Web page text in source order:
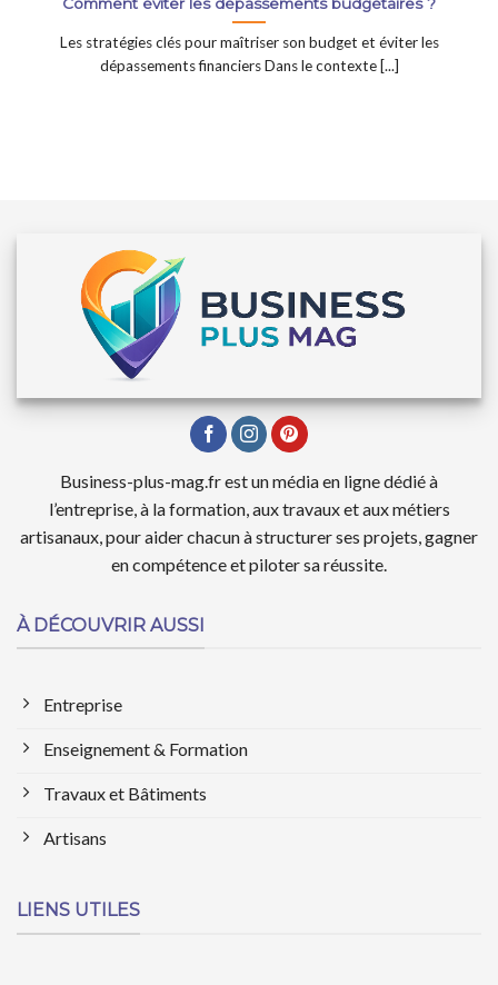
Les stratégies clés pour maîtriser son budget et éviter les
dépassements financiers Dans le contexte [...]
Business-plus-mag.fr est un média en ligne dédié à
l’entreprise, à la formation, aux travaux et aux métiers
artisanaux, pour aider chacun à structurer ses projets, gagner
en compétence et piloter sa réussite.
À DÉCOUVRIR AUSSI
Entreprise
Enseignement & Formation
Travaux et Bâtiments
Artisans
LIENS UTILES